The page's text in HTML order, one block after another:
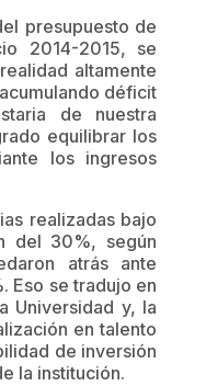
presupuesto de
2014-2015, se
altamente
déficit
de nuestra
equilibrar los
los ingresos
realizadas bajo
del 30%, según
atrás ante
Eso se tradujo en
Universidad y, la
en talento
de inversión
la institución.